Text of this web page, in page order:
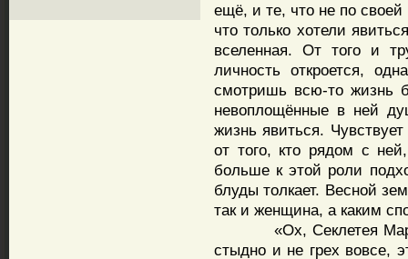
ещё, и те, что не по
что только хотели
вселенная. От того и
личность откроется,
смотришь всю-то жизнь
невоплощённые в ней
жизнь явиться.
от того, кто рядом с
больше к этой роли
блуды толкает. Весной
так и женщина, а каким
«Ох, Секлетея
стыдно и не грех вовсе,